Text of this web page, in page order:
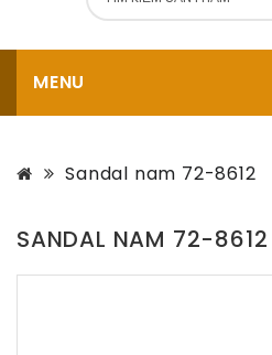
MENU
Sandal nam 72-8612
SANDAL NAM 72-8612